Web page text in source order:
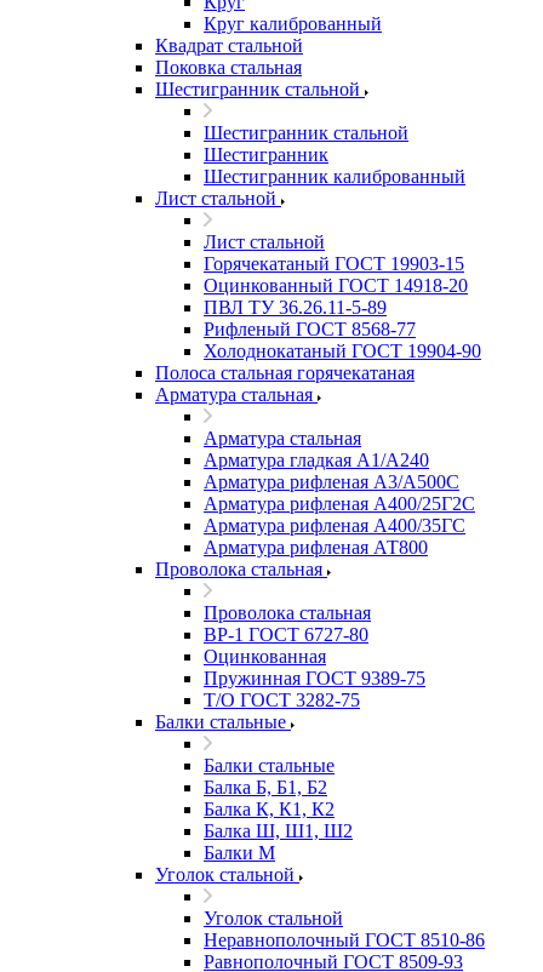
Круг калиброванный
Квадрат стальной
Поковка стальная
Шестигранник стальной
Шестигранник стальной
Шестигранник
Шестигранник калиброванный
Лист стальной
Лист стальной
Горячекатаный ГОСТ 19903-15
Оцинкованный ГОСТ 14918-20
ПВЛ ТУ 36.26.11-5-89
Рифленый ГОСТ 8568-77
Холоднокатаный ГОСТ 19904-90
Полоса стальная горячекатаная
Арматура стальная
Арматура стальная
Арматура гладкая А1/А240
Арматура рифленая А3/А500С
Арматура рифленая А400/25Г2С
Арматура рифленая А400/35ГС
Арматура рифленая АТ800
Проволока стальная
Проволока стальная
ВР-1 ГОСТ 6727-80
Оцинкованная
Пружинная ГОСТ 9389-75
Т/О ГОСТ 3282-75
Балки стальные
Балки стальные
Балка Б, Б1, Б2
Балка К, К1, К2
Балка Ш, Ш1, Ш2
Балки М
Уголок стальной
Уголок стальной
Неравнополочный ГОСТ 8510-86
Равнополочный ГОСТ 8509-93